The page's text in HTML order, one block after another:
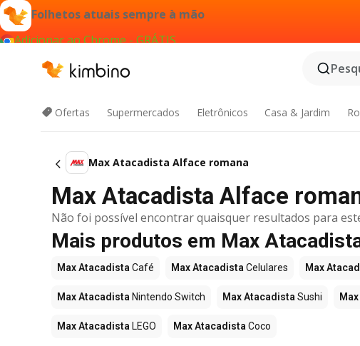
Folhetos atuais sempre à mão
Adicionar ao Chrome - GRÁTIS
Ofertas Supermercados Eletrônicos Casa & Jardim
Max Atacadista Alface romana
Max Atacadista Alface
Não foi possível encontrar quaisquer resultados para
Mais produtos em Max
Max Atacadista Café Max Atacadista Celulares Max
Max Atacadista Nintendo Switch Max Atacadista Sushi
Max Atacadista LEGO Max Atacadista Coco